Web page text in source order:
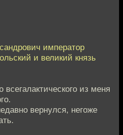
император
и великий князь
из меня
вернулся, негоже